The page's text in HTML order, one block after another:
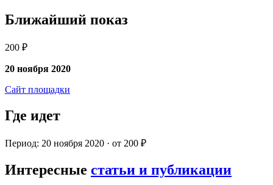
Ближайший показ
200 ₽
20 ноября 2020
Сайт площадки
Где идет
Период: 20 ноября 2020 · от 200 ₽
Интересные статьи и публикации